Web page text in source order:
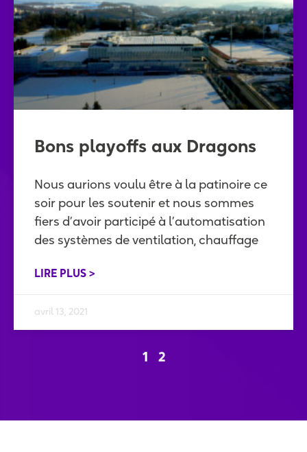
Bons playoffs aux Dragons
Nous aurions voulu être à la patinoire ce
soir pour les soutenir et nous sommes
fiers d’avoir participé à l’automatisation
des systèmes de ventilation, chauffage
LIRE PLUS >
avril 13, 2021
1 2